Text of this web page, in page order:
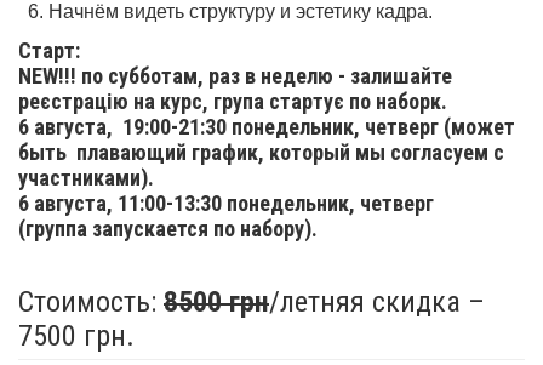
Начнём видеть структуру и эстетику кадра.
Старт:
NEW!!! по субботам, раз в неделю - залишайте
реєстрацію на курс, група стартує по наборк.
6 августа, 19:00-21:30 понедельник, четверг (может
быть плавающий график, который мы согласуем с
участниками).
6 августа, 11:00-13:30 понедельник, четверг
(группа запускается по набору).
Стоимость: 8500 грн/летняя скидка –
7500 грн.